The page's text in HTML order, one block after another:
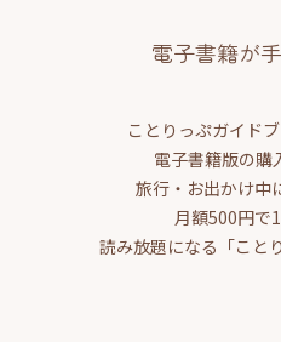
電子書籍が
ことりっぷガイド
電子書籍版の購
旅行・お出かけ中
月額500円で
読み放題になる「こと